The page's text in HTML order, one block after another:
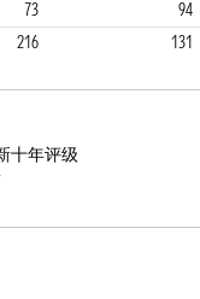
73 94
216 131
十年评级